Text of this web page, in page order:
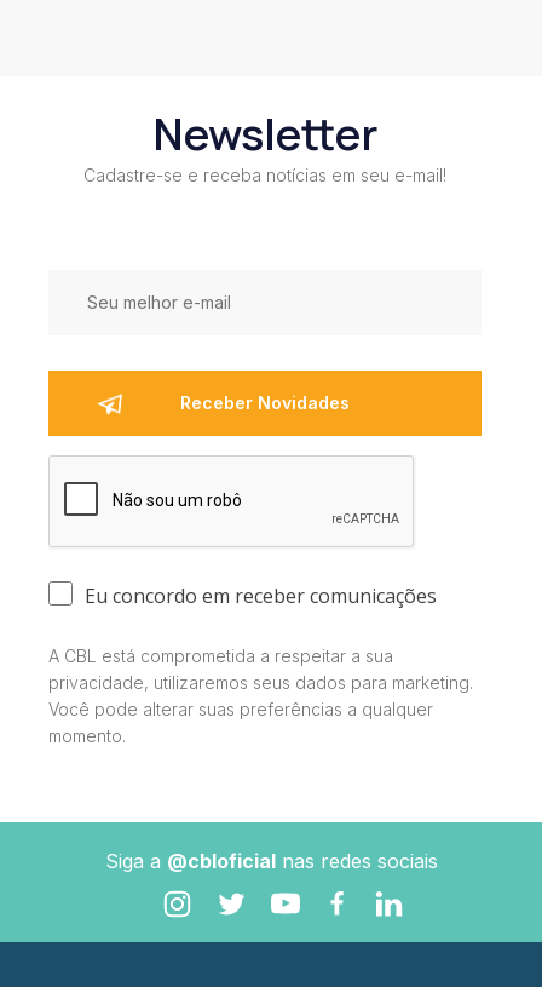
Newsletter
Cadastre-se e receba notícias em seu e-mail!
Eu concordo em receber comunicações
A CBL está comprometida a respeitar a sua
privacidade, utilizaremos seus dados para marketing.
Você pode alterar suas preferências a qualquer
momento.
Siga a @cbloficialnas redes sociais